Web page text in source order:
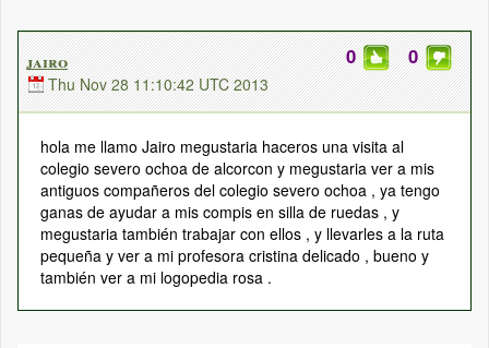
0
0
jairo
Thu Nov 28 11:10:42 UTC 2013
hola me llamo Jairo megustaria haceros una visita al
colegio severo ochoa de alcorcon y megustaria ver a mis
antiguos compañeros del colegio severo ochoa , ya tengo
ganas de ayudar a mis compis en silla de ruedas , y
megustaria también trabajar con ellos , y llevarles a la ruta
pequeña y ver a mi profesora cristina delicado , bueno y
también ver a mi logopedia rosa .